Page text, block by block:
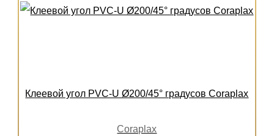
Клеевой угол PVC-U Ø200/45° градусов Coraplax
Coraplax